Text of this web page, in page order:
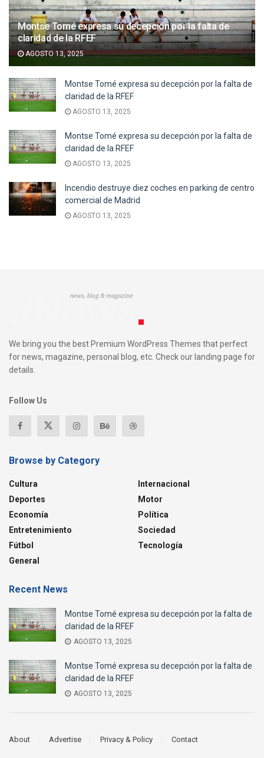
Montse Tomé expresa su decepción por la falta de
claridad de la RFEF
AGOSTO 13, 2025
Montse Tomé expresa su decepción por la falta de
claridad de la RFEF
AGOSTO 13, 2025
Montse Tomé expresa su decepción por la falta de
claridad de la RFEF
AGOSTO 13, 2025
Incendio destruye diez coches en parking de centro
comercial de Madrid
AGOSTO 13, 2025
We bring you the best Premium WordPress Themes that perfect
for news, magazine, personal blog, etc. Check our landing page for
details.
Follow Us
Browse by Category
Cultura
Deportes
Economía
Entretenimiento
Fútbol
General
Internacional
Motor
Política
Sociedad
Tecnología
Recent News
Montse Tomé expresa su decepción por la falta de
claridad de la RFEF
AGOSTO 13, 2025
Montse Tomé expresa su decepción por la falta de
claridad de la RFEF
AGOSTO 13, 2025
About Advertise Privacy & Policy Contact